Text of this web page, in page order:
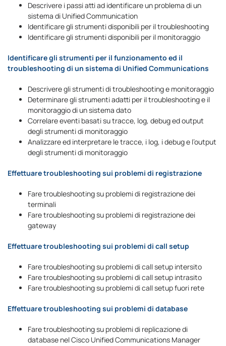
Descrivere i passi atti ad identificare un problema di un
sistema di Unified Communication
Identificare gli strumenti disponibili per il troubleshooting
Identificare gli strumenti disponibili per il monitoraggio
Identificare gli strumenti per il funzionamento ed il
troubleshooting di un sistema di Unified Communications
Descrivere gli strumenti di troubleshooting e monitoraggio
Determinare gli strumenti adatti per il troubleshooting e il
monitoraggio di un sistema dato
Correlare eventi basati su tracce, log, debug ed output
degli strumenti di monitoraggio
Analizzare ed interpretare le tracce, i log, i debug e l’output
degli strumenti di monitoraggio
Effettuare troubleshooting sui problemi di registrazione
Fare troubleshooting su problemi di registrazione dei
terminali
Fare troubleshooting su problemi di registrazione dei
gateway
Effettuare troubleshooting sui problemi di call setup
Fare troubleshooting su problemi di call setup intersito
Fare troubleshooting su problemi di call setup intrasito
Fare troubleshooting su problemi di call setup fuori rete
Effettuare troubleshooting sui problemi di database
Fare troubleshooting su problemi di replicazione di
database nel Cisco Unified Communications Manager